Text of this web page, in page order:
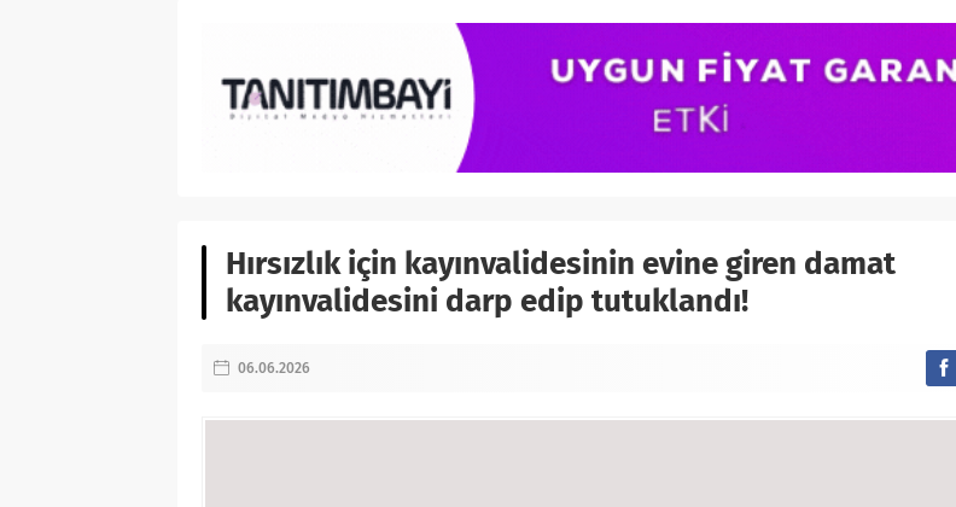
Hırsızlık için kayınvalidesinin evine giren damat
kayınvalidesini darp edip tutuklandı!
06.06.2026